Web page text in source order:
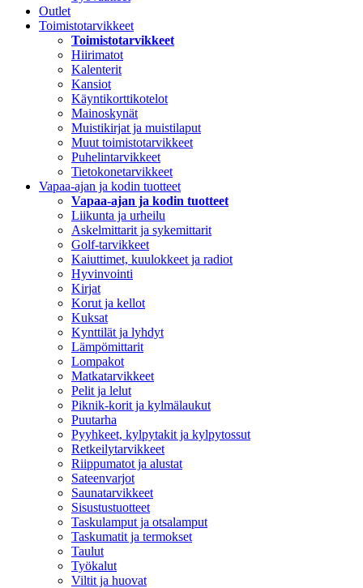
Outlet
Toimistotarvikkeet
Toimistotarvikkeet
Hiirimatot
Kalenterit
Kansiot
Käyntikorttikotelot
Mainoskynät
Muistikirjat ja muistilaput
Muut toimistotarvikkeet
Puhelintarvikkeet
Tietokonetarvikkeet
Vapaa-ajan ja kodin tuotteet
Vapaa-ajan ja kodin tuotteet
Liikunta ja urheilu
Askelmittarit ja sykemittarit
Golf-tarvikkeet
Kaiuttimet, kuulokkeet ja radiot
Hyvinvointi
Kirjat
Korut ja kellot
Kuksat
Kynttilät ja lyhdyt
Lämpömittarit
Lompakot
Matkatarvikkeet
Pelit ja lelut
Piknik-korit ja kylmälaukut
Puutarha
Pyyhkeet, kylpytakit ja kylpytossut
Retkeilytarvikkeet
Riippumatot ja alustat
Sateenvarjot
Saunatarvikkeet
Sisustustuotteet
Taskulamput ja otsalamput
Taskumatit ja termokset
Taulut
Työkalut
Viltit ja huovat